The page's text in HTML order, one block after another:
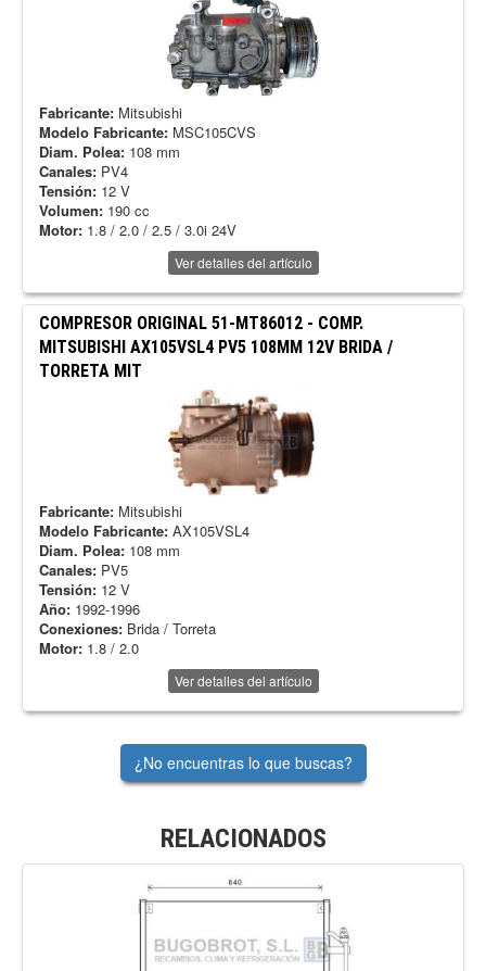
Fabricante: Mitsubishi
Modelo Fabricante: MSC105CVS
Diam. Polea: 108 mm
Canales: PV4
Tensión: 12 V
Volumen: 190 cc
Motor: 1.8 / 2.0 / 2.5 / 3.0i 24V
Ver detalles del artículo
COMPRESOR ORIGINAL 51-MT86012 - COMP.
MITSUBISHI AX105VSL4 PV5 108MM 12V BRIDA /
TORRETA MIT
Fabricante: Mitsubishi
Modelo Fabricante: AX105VSL4
Diam. Polea: 108 mm
Canales: PV5
Tensión: 12 V
Año: 1992-1996
Conexiones: Brida / Torreta
Motor: 1.8 / 2.0
Ver detalles del artículo
¿No encuentras lo que buscas?
RELACIONADOS